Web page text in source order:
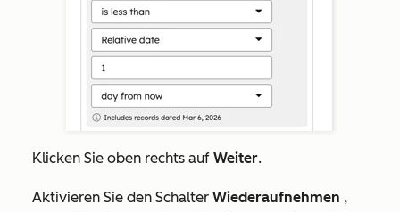
Klicken Sie oben rechts auf Weiter.
Aktivieren Sie den Schalter Wiederaufnehmen ,